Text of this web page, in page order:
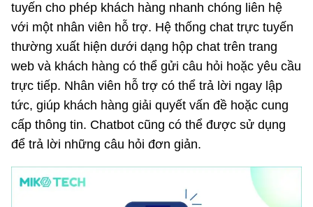
tuyến cho phép khách hàng nhanh chóng liên hệ
với một nhân viên hỗ trợ. Hệ thống chat trực tuyến
thường xuất hiện dưới dạng hộp chat trên trang
web và khách hàng có thể gửi câu hỏi hoặc yêu cầu
trực tiếp. Nhân viên hỗ trợ có thể trả lời ngay lập
tức, giúp khách hàng giải quyết vấn đề hoặc cung
cấp thông tin. Chatbot cũng có thể được sử dụng
để trả lời những câu hỏi đơn giản.